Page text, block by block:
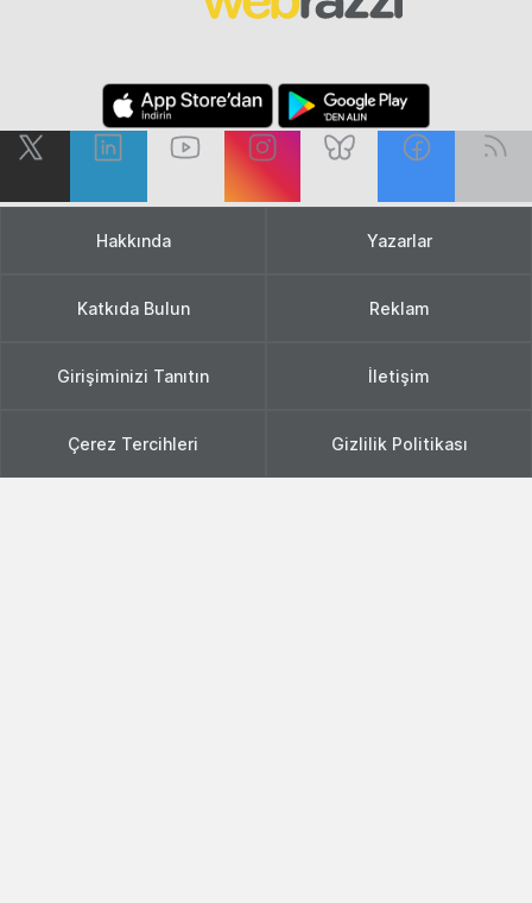
Hakkında Yazarlar
Katkıda Bulun Reklam
Girişiminizi Tanıtın İletişim
Çerez Tercihleri Gizlilik Politikası